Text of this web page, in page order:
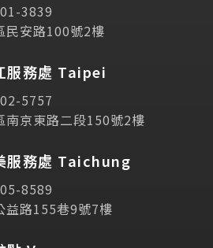
諮詢表單
3839
民安路100號2樓
服務處 Taipei
5757
南京東路二段150號2樓
服務處 Taichung
8589
益路155巷9號7樓